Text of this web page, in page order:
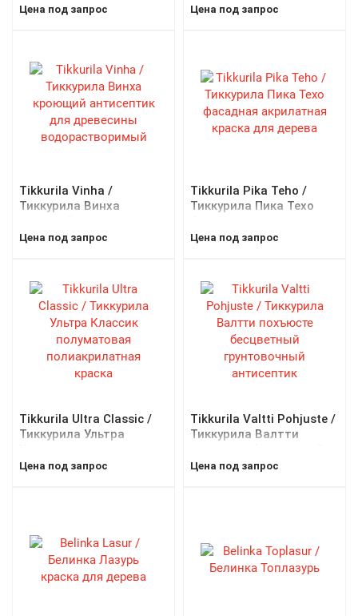
фасадная лазурь
Цена под запрос
лессирующий
Цена под запрос
Tikkurila Vinha /
Тиккурила Винха
для древесины
Цена под запрос
Tikkurila Pika Teho /
Тиккурила Пика Техо
краска для дерева
Цена под запрос
Tikkurila Ultra Classic /
Тиккурила Ультра
полиакрилатная краска
Цена под запрос
Tikkurila Valtti Pohjuste /
Тиккурила Валтти
грунтовочный
Цена под запрос